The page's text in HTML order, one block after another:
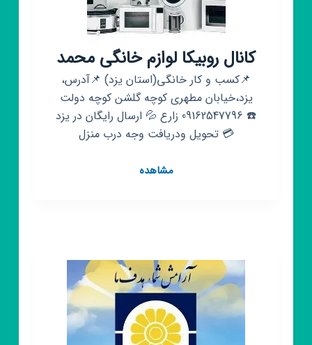
کانال روبیکا لوازم خانگی محمد
📌کسب و کار خانگی(استان يزد) 📌آدرس،
یزد،خيابان مطهری کوچه گلشن کوچه دولت
☎️ 09162547796 زارع 💦 ارسال رایگان در یزد
💳 تحویل ودریافت وجه درب منزل
مشاهدهکانال